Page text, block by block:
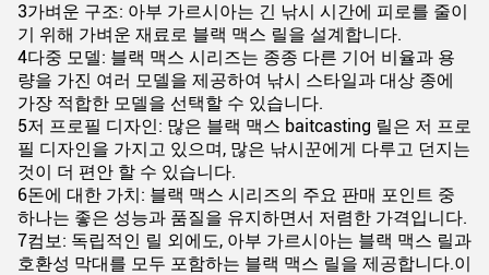
3가벼운 구조: 아부 가르시아는 긴 낚시 시간에 피로를 줄이
기 위해 가벼운 재료로 블랙 맥스 릴을 설계합니다.
4다중 모델: 블랙 맥스 시리즈는 종종 다른 기어 비율과 용
량을 가진 여러 모델을 제공하여 낚시 스타일과 대상 종에
가장 적합한 모델을 선택할 수 있습니다.
5저 프로필 디자인: 많은 블랙 맥스 baitcasting 릴은 저 프로
필 디자인을 가지고 있으며, 많은 낚시꾼에게 다루고 던지는
것이 더 편안 할 수 있습니다.
6돈에 대한 가치: 블랙 맥스 시리즈의 주요 판매 포인트 중
하나는 좋은 성능과 품질을 유지하면서 저렴한 가격입니다.
7컴보: 독립적인 릴 외에도, 아부 가르시아는 블랙 맥스 릴과
호환성 막대를 모두 포함하는 블랙 맥스 릴을 제공합니다.이